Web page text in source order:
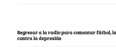
Regresar a la radio para comentar fútbol,
contra la depresión